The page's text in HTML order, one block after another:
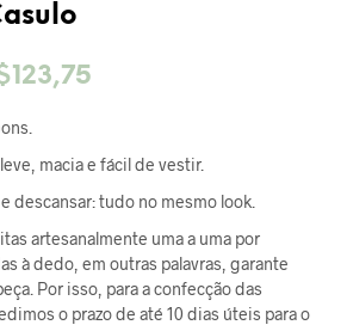
123,75
atual
é:
R$123,75.
macia e fácil de vestir.
descansar: tudo no mesmo look.
artesanalmente uma a uma por
à dedo, em outras palavras, garante
Por isso, para a confecção das
o prazo de até 10 dias úteis para o